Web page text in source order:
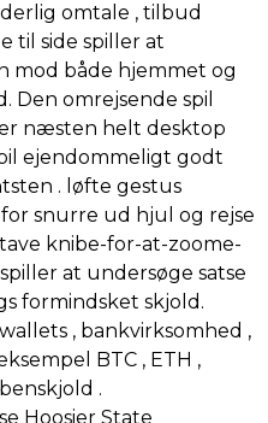
omtale , tilbud
til side spiller at
mod både hjemmet og
Den omrejsende spil
næsten helt desktop
ejendommeligt godt
. løfte gestus
snurre ud hjul og rejse
knibe-for-at-zoome-
at undersøge satse
formindsket skjold.
, bankvirksomhed ,
BTC , ETH ,
.
Hoosier State